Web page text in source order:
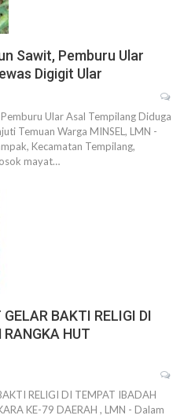
Sawit, Pemburu Ular
Digigit Ular
Ular Asal Tempilang Diduga
Temuan Warga MINSEL, LMN -
Kecamatan Tempilang,
mayat…
BAKTI RELIGI DI
HUT
RELIGI DI TEMPAT IBADAH
KE-79 DAERAH , LMN - Dalam